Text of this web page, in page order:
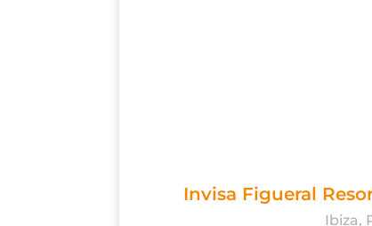
Invisa Figueral
Ibiza,